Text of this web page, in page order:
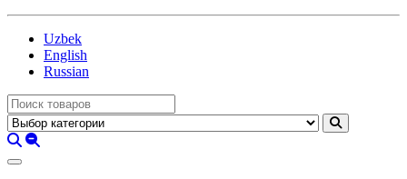
Uzbek
English
Russian